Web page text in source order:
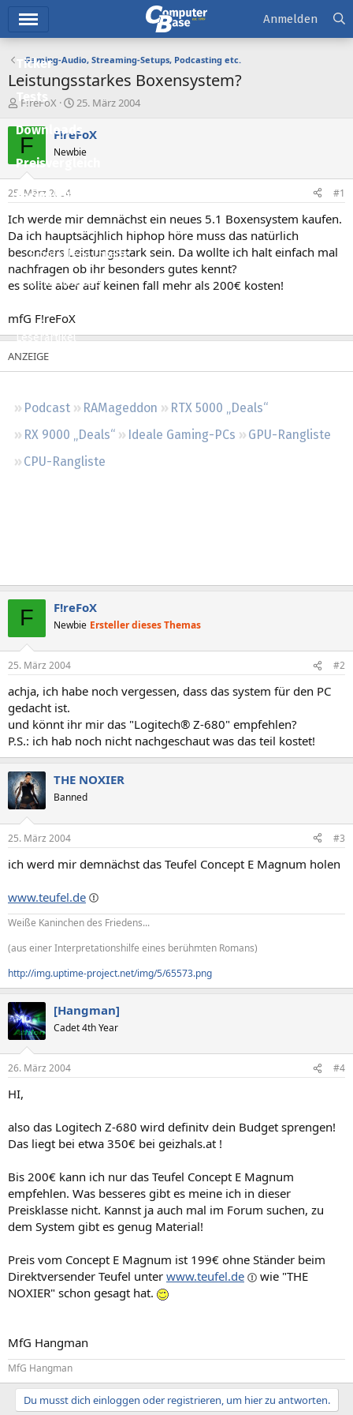
Ticker
Tests
Downloads
Preisvergleich
Forum
Aktuelles
Empfohlene Inhalte
Neue Beiträge
Leserartikel
Podcast RAMageddon
RTX 5000 „Deals“
RX 9000 „Deals“
Ideale Gaming-PCs
GPU-Rangliste
CPU-Rangliste
Anmelden
Gaming-Audio, Streaming-Setups, Podcasting etc.
Leistungsstarkes Boxensystem?
E
s
e
e
r
F!reFoX
E
s
e
t
a
m
25. März 2004
F F!reFoX
Newbie
25. März 2004 #1
Ich werde mir demnächst ein neues 5.1 Boxensystem kaufen.
Da ich hauptsäcjhlich hiphop höre muss das natürlich
besonders Leistungsstark sein. Da wollte ich halt einfach mal
nachfragen ob ihr besonders gutes kennt?
es sollte aber auf keinen fall mehr als 200€ kosten!
mfG F!reFoX
F F!reFoX
Newbie Ersteller dieses Themas
25. März 2004 #2
achja, ich habe noch vergessen, dass das system für den PC
gedacht ist.
und könnt ihr mir das "Logitech® Z-680" empfehlen?
P.S.: ich hab noch nicht nachgeschaut was das teil kostet!
THE NOXIER
Banned
25. März 2004 #3
ich werd mir demnächst das Teufel Concept E Magnum holen
www.teufel.de
Weiße Kaninchen des Friedens...
(aus einer Interpretationshilfe eines berühmten Romans)
http://img.uptime-project.net/img/5/65573.png
[Hangman]
Cadet 4th Year
26. März 2004 #4
HI,
also das Logitech Z-680 wird definitv dein Budget sprengen!
Das liegt bei etwa 350€ bei geizhals.at !
Bis 200€ kann ich nur das Teufel Concept E Magnum
empfehlen. Was besseres gibt es meine ich in dieser
Preisklasse nicht. Kannst ja auch mal im Forum suchen, zu
dem System gibt es genug Material!
Preis vom Concept E Magnum ist 199€ ohne Ständer beim
Direktversender Teufel unter www.teufel.de
wie "THE
NOXIER" schon gesagt hat.
MfG Hangman
MfG Hangman
Du musst dich einloggen oder registrieren, um hier zu antworten.